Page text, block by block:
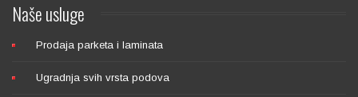
Našeusluge
Prodaja parketa i laminata
Ugradnja svih vrsta podova